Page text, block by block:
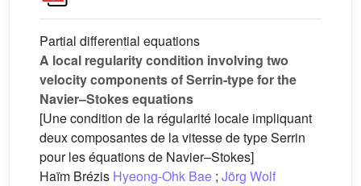
Partial differential equations
A local regularity condition involving two
velocity components of Serrin-type for the
Navier–Stokes equations
[Une condition de la régularité locale impliquant
deux composantes de la vitesse de type Serrin
pour les équations de Navier–Stokes]
Haïm Brézis Hyeong-Ohk Bae ; Jörg Wolf